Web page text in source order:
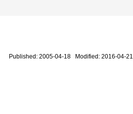
Published: 2005-04-18 Modified: 2016-04-21